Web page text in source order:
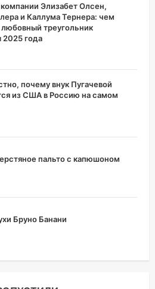
Элизабет Олсен,
и Каллума Тернера: чем
любовный треугольник
года
почему внук Пугачевой
из США в Россию на самом
пальто с капюшоном
Бруно Банани